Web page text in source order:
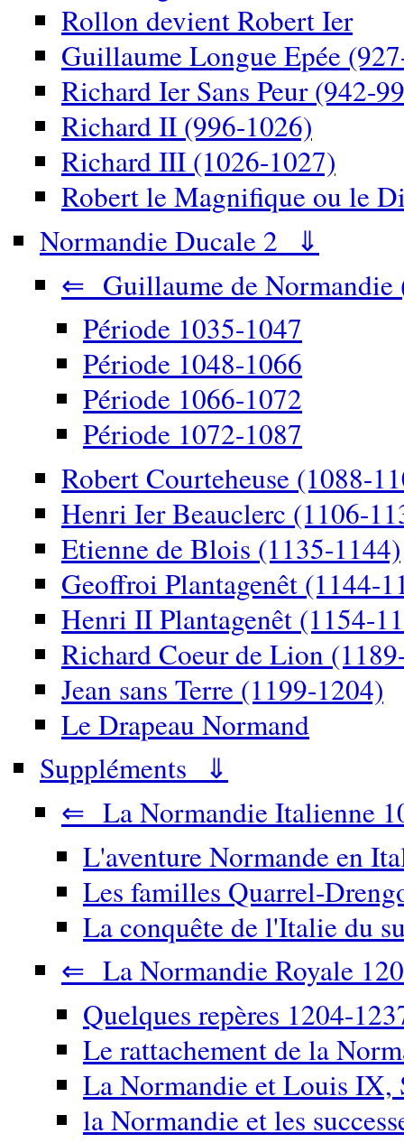
Rollon devient Robert Ier
Guillaume Longue Epée
Richard Ier Sans Peur (942-
Richard II (996-1026)
Richard III (1026-1027)
Robert le Magnifique ou le
Normandie Ducale 2 ⇓
⇐ Guillaume de Normandie
Période 1035-1047
Période 1048-1066
Période 1066-1072
Période 1072-1087
Robert Courteheuse (1088-
Henri Ier Beauclerc (1106-
Etienne de Blois (1135-1144)
Geoffroi Plantagenêt (1144-
Henri II Plantagenêt (1154-
Richard Coeur de Lion
Jean sans Terre (1199-1204)
Le Drapeau Normand
Suppléments ⇓
⇐ La Normandie Italienne
L'aventure Normande en
Les familles Quarrel-
La conquête de l'Italie du
⇐ La Normandie Royale
Quelques repères 1204-
Le rattachement de la
La Normandie et Louis IX,
la Normandie et les